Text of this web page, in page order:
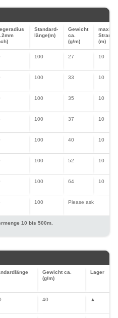
Standard-
länge(m)
Gewicht
ca.
(g/m)
(m)
100 27 10
100 33 10
100 35 10
100 37 10
100 40 10
100 52 10
100 64 10
100 Please ask
10 bis 500m.
Gewicht ca.
(g/m)
Lager
40 ▲